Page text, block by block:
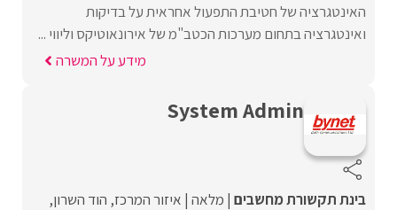
האינטגרציה של חטיבת התפעול אחראית על בדיקות
ואינטגרציה בתחום מערכות הכטב"מ של אירונאוטיקס וליווי ...
מידע על המשרה
System Admin
בינת תקשורת מחשבים מלאה איזור המרכז הוד השרון